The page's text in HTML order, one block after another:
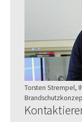
Torsten Strempel,